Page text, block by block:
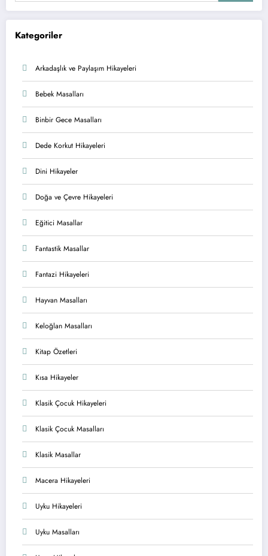
Kategoriler
Arkadaşlık ve Paylaşım Hikayeleri
Bebek Masalları
Binbir Gece Masalları
Dede Korkut Hikayeleri
Dini Hikayeler
Doğa ve Çevre Hikayeleri
Eğitici Masallar
Fantastik Masallar
Fantazi Hikayeleri
Hayvan Masalları
Keloğlan Masalları
Kitap Özetleri
Kısa Hikayeler
Klasik Çocuk Hikayeleri
Klasik Çocuk Masalları
Klasik Masallar
Macera Hikayeleri
Uyku Hikayeleri
Uyku Masalları